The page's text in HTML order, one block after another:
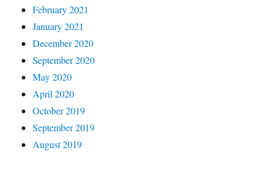
February 2021
January 2021
December 2020
September 2020
May 2020
April 2020
October 2019
September 2019
August 2019